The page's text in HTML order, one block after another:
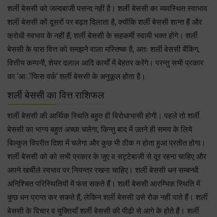
शर्ली बेससी को जल्दबाजी पसन्द नहीं है। शर्ली बेससी का व्यवस्थित स्वाभाव
शर्ली बेससी कों दूसरों पर बढ़त दिलाता है, क्योंकि शर्ली बेससी शान्त हैं और
क्रोधी स्वभाव के नहीं हैं, शर्ली बेससी के सहकर्मी स्वामी भक्त होंगे। शर्ली
बेससी के पास वित्त को समझने वाला मस्तिष्क है, अतः शर्ली बेससी बैंकिंग,
वित्तीय कम्पनी, शेयर दलाल आदि कार्यों में बेहतर करेंगे। परन्तु सभी प्रकार
का ‘आॅफिस वर्क‘ शर्ली बेससी के अनुकूल होता है।
शर्ली बेससी का वित्त राशिफल
शर्ली बेससी की आर्थिक स्थिति बहुत ही विरोधाभासी होगी। पहले तो शर्ली
बेससी का भाग्य बहुत अच्छा चलेगा, किन्तु बाद में उतने ही समय के लिये
बिल्कुल विपरीत दिशा में चलेगा और कुछ भी ठीक न होता हुआ प्रतीत होगा।
शर्ली बेससी को को सभी प्रकार के जुए व सट्टेबाजी से दूर रहना चाहिए और
अपने खर्चीले स्वभाव पर नियन्त्र रखना चाहिए। शर्ली बेससी धन सम्बन्धी
अनिश्चित परिस्थितियों में फंस सकते हैं। शर्ली बेससी आरम्भिक स्थिति में
कुछ धन प्राप्त कर सकते हैं, लेकिन शर्ली बेससी उसे रोक नहीं पाते हैं। शर्ली
बेससी के विचार व युक्तियाँ शर्ली बेससी की पीढी से आगे के होते हैं। शर्ली